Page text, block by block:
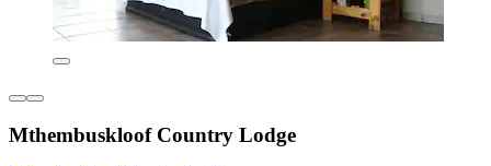
Mthembuskloof Country Lodge